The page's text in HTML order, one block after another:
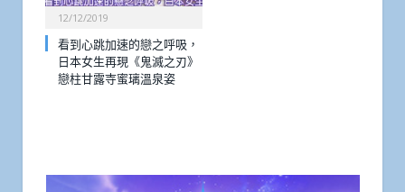
12/12/2019
看到心跳加速的戀之呼吸，
日本女生再現《鬼滅之刃》
戀柱甘露寺蜜璃溫泉姿